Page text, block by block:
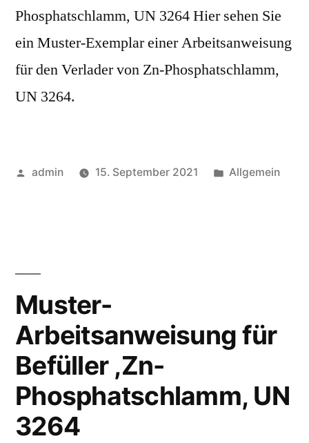
Phosphatschlamm, UN 3264 Hier sehen Sie
ein Muster-Exemplar einer Arbeitsanweisung
für den Verlader von Zn-Phosphatschlamm,
UN 3264.
admin 15. September 2021 Allgemein
Muster-
Arbeitsanweisung für
Befüller ,Zn-
Phosphatschlamm, UN
3264